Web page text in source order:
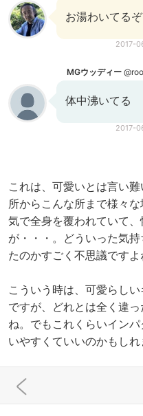
お湯わいてるぞ
2017-
MGウッディー
体中沸いてる
2017-
これは、可愛いとは言い
所からこんな所まで様々
気で全身を覆われていて
が・・・。どういった気
たのかすごく不思議ですよ
こういう時は、可愛らし
ですが、どれとは全く違
ね。でもこれくらいイン
いやすくていいのかもしれ